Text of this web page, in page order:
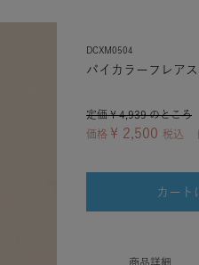
DCXM0504
バイカラーフレア
定価 ¥ 4,939 のところ
価格 ¥ 2,500 税込
カート
商品詳細